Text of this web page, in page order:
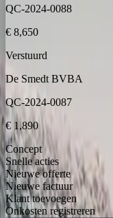
QC-2024-0088
€ 8,650
Verstuurd
De Smedt BVBA
QC-2024-0087
€ 1,890
Concept
Snelle acties
Nieuwe offerte
Nieuwe factuur
Klant toevoegen
Onkosten registreren